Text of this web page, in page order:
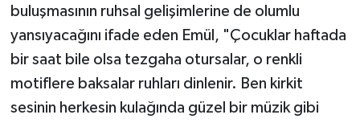
buluşmasının ruhsal gelişimlerine de olumlu
yansıyacağını ifade eden Emül, "Çocuklar haftada
bir saat bile olsa tezgaha otursalar, o renkli
motiflere baksalar ruhları dinlenir. Ben kirkit
sesinin herkesin kulağında güzel bir müzik gibi